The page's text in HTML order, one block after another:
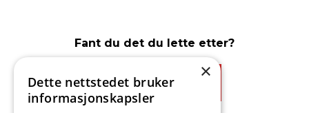
Fant du det du lette etter?
Ja
×
Dette nettstedet bruker
informasjonskapsler